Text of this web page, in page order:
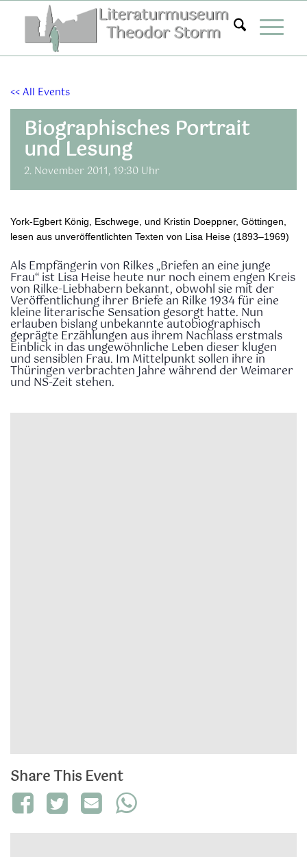
springen
<< All Events
Biographisches Portrait
und Lesung
2. November 2011, 19:30 Uhr
York-Egbert König, Eschwege, und Kristin Doeppner, Göttingen,
lesen aus unveröffentlichten Texten von Lisa Heise (1893–1969)
Als Empfängerin von Rilkes „Briefen an eine junge
Frau“ ist Lisa Heise heute nur noch einem engen Kreis
von Rilke-Liebhabern bekannt, obwohl sie mit der
Veröffentlichung ihrer Briefe an Rilke 1934 für eine
kleine literarische Sensation gesorgt hatte. Nun
erlauben bislang unbekannte autobiographisch
geprägte Erzählungen aus ihrem Nachlass erstmals
Einblick in das ungewöhnliche Leben dieser klugen
und sensiblen Frau. Im Mittelpunkt sollen ihre in
Thüringen verbrachten Jahre während der Weimarer
und NS-Zeit stehen.
Share This Event